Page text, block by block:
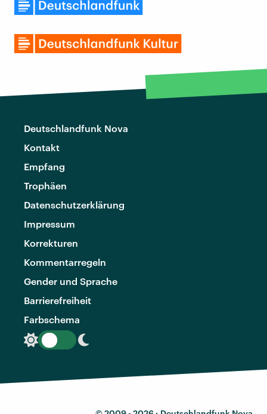
Deutschlandfunk Nova
Kontakt
Empfang
Trophäen
Datenschutzerklärung
Impressum
Korrekturen
Kommentarregeln
Gender und Sprache
Barrierefreiheit
Farbschema